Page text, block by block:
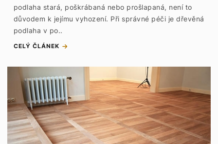
podlaha stará, poškrábaná nebo prošlapaná, není to
důvodem k jejímu vyhození. Při správné péči je dřevěná
podlaha v po..
CELÝ ČLÁNEK